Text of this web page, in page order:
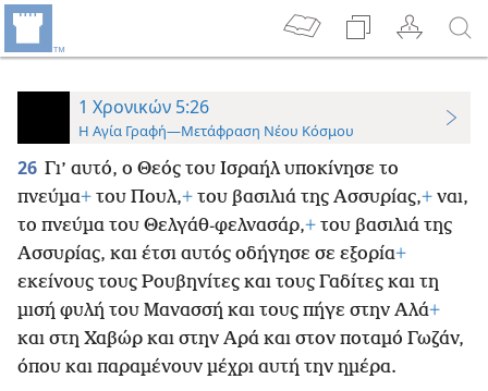
1 Χρονικών 5:26
Η Αγία Γραφή—Μετάφραση Νέου Κόσμου
26 Γι’ αυτό, ο Θεός του Ισραήλ υποκίνησε το
πνεύμα+ του Πουλ,+ του βασιλιά της Ασσυρίας,+ ναι,
το πνεύμα του Θελγάθ-φελνασάρ,+ του βασιλιά της
Ασσυρίας, και έτσι αυτός οδήγησε σε εξορία+
εκείνους τους Ρουβηνίτες και τους Γαδίτες και τη
μισή φυλή του Μανασσή και τους πήγε στην Αλά+
και στη Χαβώρ και στην Αρά και στον ποταμό Γωζάν,
όπου και παραμένουν μέχρι αυτή την ημέρα.